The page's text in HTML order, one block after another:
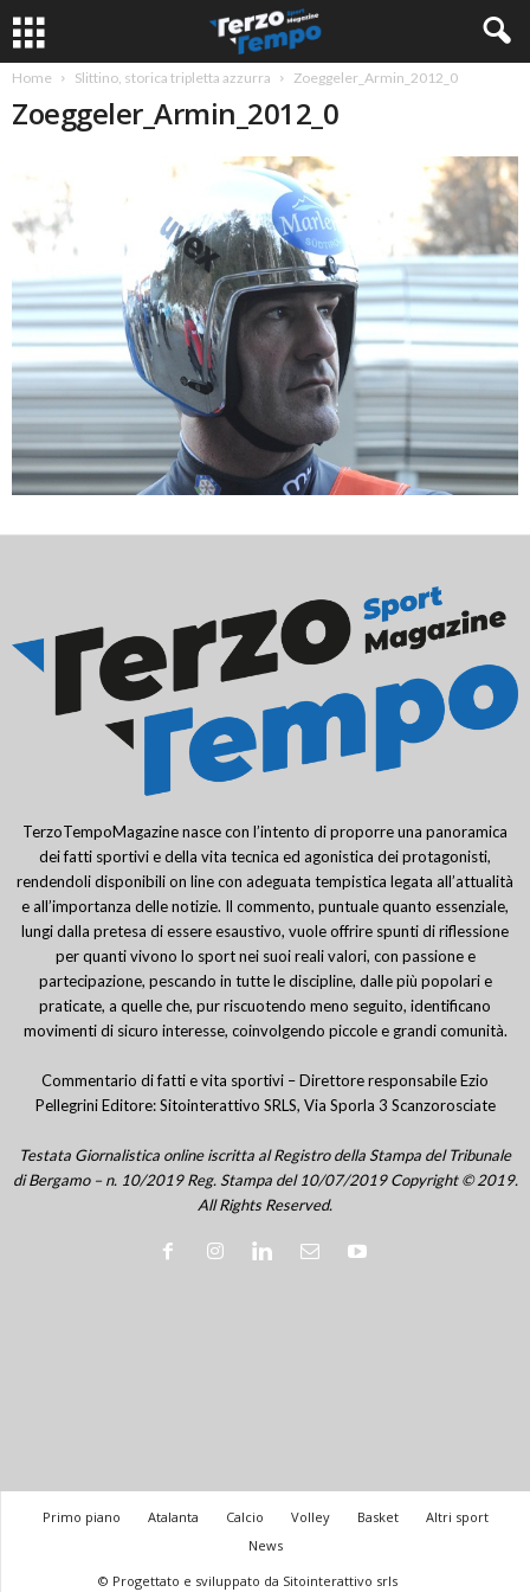
Home Slittino, storica tripletta azzurra Zoeggeler_Armin_2012_0
Zoeggeler_Armin_2012_0
TerzoTempoMagazine nasce con l’intento di proporre una panoramica
dei fatti sportivi e della vita tecnica ed agonistica dei protagonisti,
rendendoli disponibili on line con adeguata tempistica legata all’attualità
e all’importanza delle notizie. Il commento, puntuale quanto essenziale,
lungi dalla pretesa di essere esaustivo, vuole offrire spunti di riflessione
per quanti vivono lo sport nei suoi reali valori, con passione e
partecipazione, pescando in tutte le discipline, dalle più popolari e
praticate, a quelle che, pur riscuotendo meno seguito, identificano
movimenti di sicuro interesse, coinvolgendo piccole e grandi comunità.
Commentario di fatti e vita sportivi – Direttore responsabile Ezio
Pellegrini Editore: Sitointerattivo SRLS, Via Sporla 3 Scanzorosciate
Testata Giornalistica online iscritta al Registro della Stampa del Tribunale
di Bergamo – n. 10/2019 Reg. Stampa del 10/07/2019 Copyright © 2019.
All Rights Reserved.
Primo piano Atalanta Calcio Volley Basket
Altri sport
News
© Progettato e sviluppato da Sitointerattivo srls